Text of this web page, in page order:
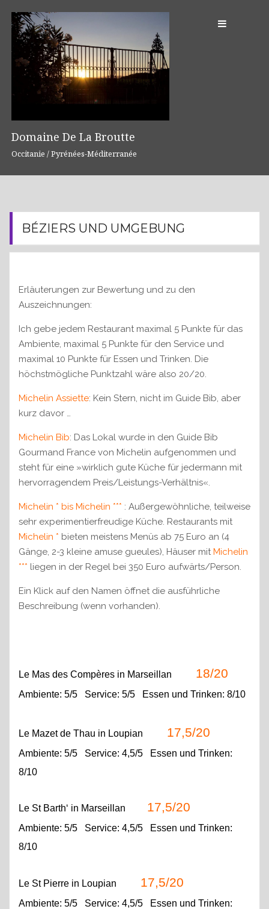
Domaine De La Broutte
Occitanie / Pyrénées-Méditerranée
BÉZIERS UND UMGEBUNG
Erläuterungen zur Bewertung und zu den
Auszeichnungen:
Ich gebe jedem Restaurant maximal 5 Punkte für das
Ambiente, maximal 5 Punkte für den Service und
maximal 10 Punkte für Essen und Trinken. Die
höchstmögliche Punktzahl wäre also 20/20.
Michelin Assiette: Kein Stern, nicht im Guide Bib, aber
kurz davor …
Michelin Bib: Das Lokal wurde in den Guide Bib
Gourmand France von Michelin aufgenommen und
steht für eine »wirklich gute Küche für jedermann mit
hervorragendem Preis/Leistungs-Verhältnis«.
Michelin * bis Michelin *** : Außergewöhnliche, teilweise
sehr experimentierfreudige Küche. Restaurants mit
Michelin * bieten meistens Menüs ab 75 Euro an (4
Gänge, 2-3 kleine amuse gueules), Häuser mit Michelin
*** liegen in der Regel bei 350 Euro aufwärts/Person.
Ein Klick auf den Namen öffnet die ausführliche
Beschreibung (wenn vorhanden).
Le Mas des Compères in Marseillan 18/20
Ambiente: 5/5 Service: 5/5 Essen und Trinken: 8/10
Le Mazet de Thau in Loupian 17,5/20
Ambiente: 5/5 Service: 4,5/5 Essen und Trinken:
8/10
Le St Barth‘ in Marseillan 17,5/20
Ambiente: 5/5 Service: 4,5/5 Essen und Trinken:
8/10
Le St Pierre in Loupian 17,5/20
Ambiente: 5/5 Service: 4,5/5 Essen und Trinken: